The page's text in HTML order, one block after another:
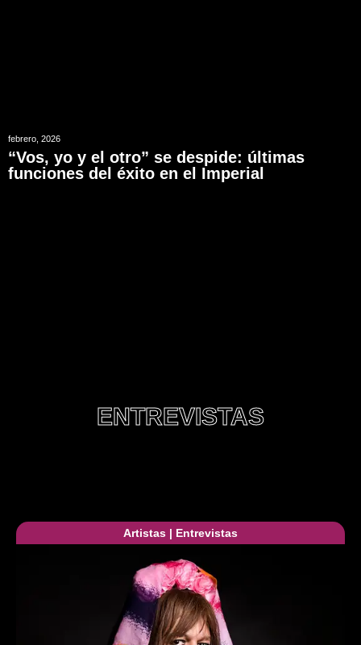
febrero, 2026
“Vos, yo y el otro” se despide: últimas
funciones del éxito en el Imperial
ENTREVISTAS
Artistas | Entrevistas